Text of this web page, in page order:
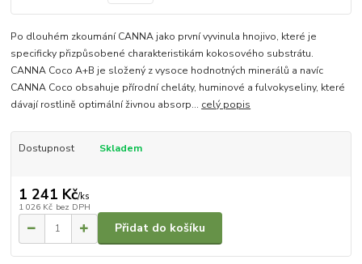
Po dlouhém zkoumání CANNA jako první vyvinula hnojivo, které je
specificky přizpůsobené charakteristikám kokosového substrátu.
CANNA Coco A+B je složený z vysoce hodnotných minerálů a navíc
CANNA Coco obsahuje přírodní cheláty, huminové a fulvokyseliny, které
dávají rostlině optimální živnou absorp... celý popis
Dostupnost Skladem
1 241 Kč/ks
1 026 Kč bez DPH
Přidat do košíku